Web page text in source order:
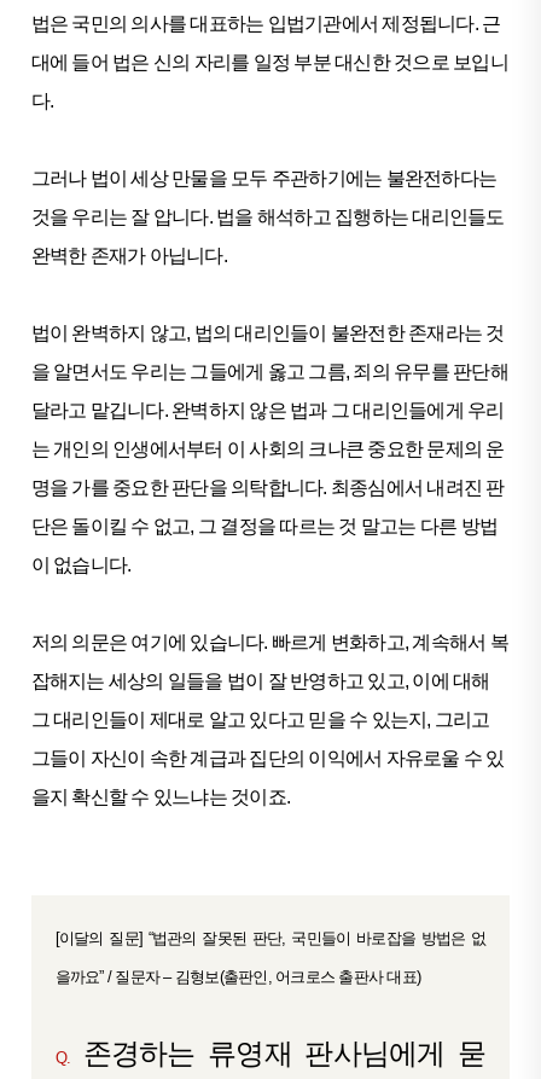
법은 국민의 의사를 대표하는 입법기관에서 제정됩니다. 근
대에 들어 법은 신의 자리를 일정 부분 대신한 것으로 보입니
다.
그러나 법이 세상 만물을 모두 주관하기에는 불완전하다는
것을 우리는 잘 압니다. 법을 해석하고 집행하는 대리인들도
완벽한 존재가 아닙니다.
법이 완벽하지 않고, 법의 대리인들이 불완전한 존재라는 것
을 알면서도 우리는 그들에게 옳고 그름, 죄의 유무를 판단해
달라고 맡깁니다. 완벽하지 않은 법과 그 대리인들에게 우리
는 개인의 인생에서부터 이 사회의 크나큰 중요한 문제의 운
명을 가를 중요한 판단을 의탁합니다. 최종심에서 내려진 판
단은 돌이킬 수 없고, 그 결정을 따르는 것 말고는 다른 방법
이 없습니다.
저의 의문은 여기에 있습니다. 빠르게 변화하고, 계속해서 복
잡해지는 세상의 일들을 법이 잘 반영하고 있고, 이에 대해
그 대리인들이 제대로 알고 있다고 믿을 수 있는지, 그리고
그들이 자신이 속한 계급과 집단의 이익에서 자유로울 수 있
을지 확신할 수 있느냐는 것이죠.
[이달의 질문] “법관의 잘못된 판단, 국민들이 바로잡을 방법은 없
을까요” / 질문자 – 김형보(출판인, 어크로스 출판사 대표)
Q. 존경하는 류영재 판사님에게 묻